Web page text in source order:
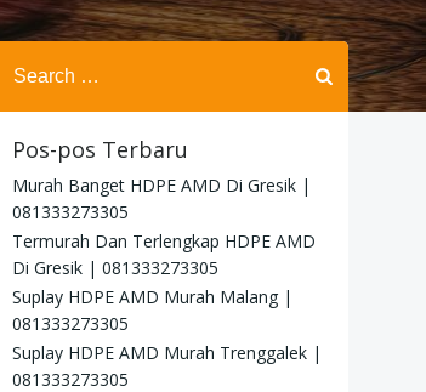
Pos-pos Terbaru
Murah Banget HDPE AMD Di Gresik |
081333273305
Termurah Dan Terlengkap HDPE AMD
Di Gresik | 081333273305
Suplay HDPE AMD Murah Malang |
081333273305
Suplay HDPE AMD Murah Trenggalek |
081333273305